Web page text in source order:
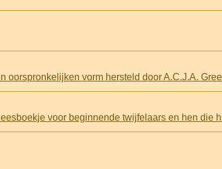
oorspronkelijken vorm hersteld door A.C.J.A.
voor beginnende twijfelaars en hen die